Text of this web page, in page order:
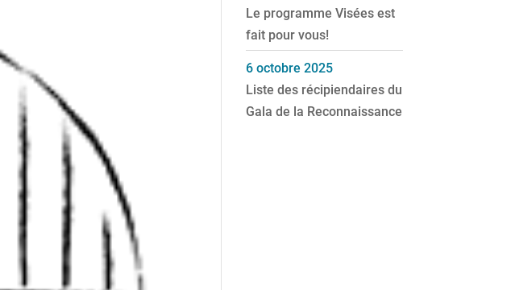
Le programme Visées est
fait pour vous!
Liste des récipiendaires du
Gala de la Reconnaissance
6 octobre 2025